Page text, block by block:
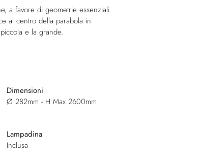
a favore di geometrie essenziali
al centro della parabola in
e la grande.
Dimensioni
Ø 282mm - H Max 2600mm
Lampadina
Inclusa